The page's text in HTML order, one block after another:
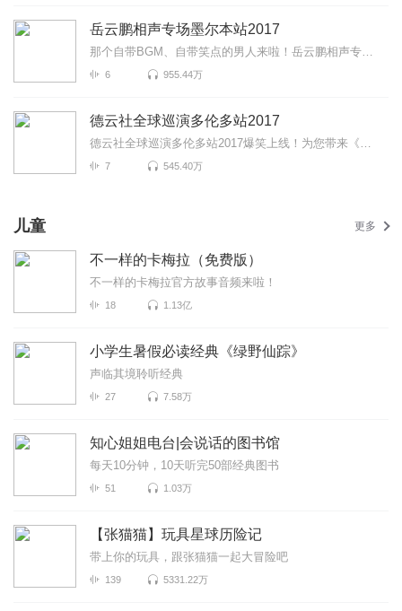
岳云鹏相声专场墨尔本站2017
那个自带BGM、自带笑点的男人来啦！岳云鹏相声专场墨尔本站2017爆笑来袭！更有《学歌曲》《对春联》《拴...
6 955.44万
德云社全球巡演多伦多站2017
德云社全球巡演多伦多站2017爆笑上线！为您带来《童年故事》《富贵有余》《打灯谜》等高能相声！各种爆...
7 545.40万
儿童 更多
不一样的卡梅拉（免费版）
不一样的卡梅拉官方故事音频来啦！
18 1.13亿
小学生暑假必读经典《绿野仙踪》
声临其境聆听经典
27 7.58万
知心姐姐电台|会说话的图书馆
每天10分钟，10天听完50部经典图书
51 1.03万
【张猫猫】玩具星球历险记
带上你的玩具，跟张猫猫一起大冒险吧
139 5331.22万